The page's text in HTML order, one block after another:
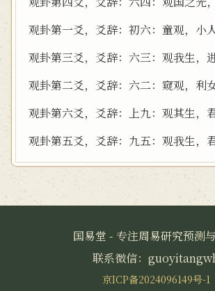
观卦第一爻，爻辞：初六：童观，小
观卦第三爻，爻辞：六三：观我生，进
观卦第二爻，爻辞：六二：窥观，利女
观卦第六爻，爻辞：上九：观其生，
观卦第五爻，爻辞：九五：观我生，
国易堂 - 专注周易研究预测
联系微信：
京ICP备2024096149号-1